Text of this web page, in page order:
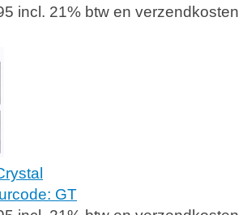
incl. 21% btw en verzendkosten
GT